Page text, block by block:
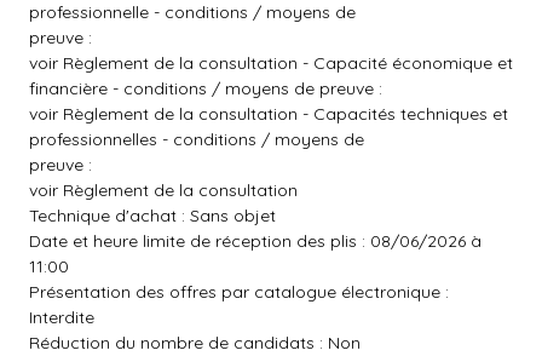
professionnelle - conditions / moyens de
preuve :
voir Règlement de la consultation - Capacité économique et
financière - conditions / moyens de preuve :
voir Règlement de la consultation - Capacités techniques et
professionnelles - conditions / moyens de
preuve :
voir Règlement de la consultation
Technique d'achat : Sans objet
Date et heure limite de réception des plis : 08/06/2026 à
11:00
Présentation des offres par catalogue électronique :
Interdite
Réduction du nombre de candidats : Non